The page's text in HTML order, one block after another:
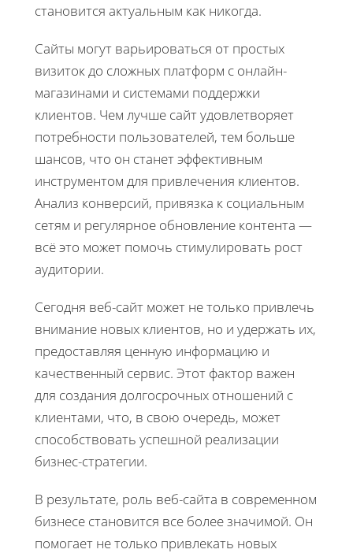
становится актуальным как никогда.
Сайты могут варьироваться от простых
визиток до сложных платформ с онлайн-
магазинами и системами поддержки
клиентов. Чем лучше сайт удовлетворяет
потребности пользователей, тем больше
шансов, что он станет эффективным
инструментом для привлечения клиентов.
Анализ конверсий, привязка к социальным
сетям и регулярное обновление контента —
всё это может помочь стимулировать рост
аудитории.
Сегодня веб-сайт может не только привлечь
внимание новых клиентов, но и удержать их,
предоставляя ценную информацию и
качественный сервис. Этот фактор важен
для создания долгосрочных отношений с
клиентами, что, в свою очередь, может
способствовать успешной реализации
бизнес-стратегии.
В результате, роль веб-сайта в современном
бизнесе становится все более значимой. Он
помогает не только привлекать новых